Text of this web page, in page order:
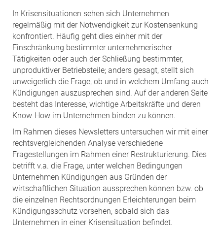
In Krisensituationen sehen sich Unternehmen
regelmäßig mit der Notwendigkeit zur Kostensenkung
konfrontiert. Häufig geht dies einher mit der
Einschränkung bestimmter unternehmerischer
Tätigkeiten oder auch der Schließung bestimmter,
unproduktiver Betriebsteile; anders gesagt, stellt sich
unweigerlich die Frage, ob und in welchem Umfang auch
Kündigungen auszusprechen sind. Auf der anderen Seite
besteht das Interesse, wichtige Arbeitskräfte und deren
Know-How im Unternehmen binden zu können.
Im Rahmen dieses Newsletters untersuchen wir mit einer
rechtsvergleichenden Analyse verschiedene
Fragestellungen im Rahmen einer Restrukturierung. Dies
betrifft v.a. die Frage, unter welchen Bedingungen
Unternehmen Kündigungen aus Gründen der
wirtschaftlichen Situation aussprechen können bzw. ob
die einzelnen Rechtsordnungen Erleichterungen beim
Kündigungsschutz vorsehen, sobald sich das
Unternehmen in einer Krisensituation befindet.